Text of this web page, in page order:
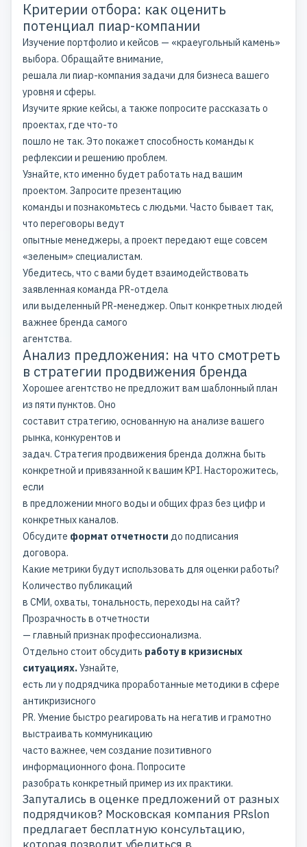
Критерии отбора: как оценить
потенциал пиар-компании
Изучение портфолио и кейсов — «краеугольный камень»
выбора. Обращайте внимание,
решала ли пиар-компания задачи для бизнеса вашего
уровня и сферы.
Изучите яркие кейсы, а также попросите рассказать о
проектах, где что-то
пошло не так. Это покажет способность команды к
рефлексии и решению проблем.
Узнайте, кто именно будет работать над вашим
проектом. Запросите презентацию
команды и познакомьтесь с людьми. Часто бывает так,
что переговоры ведут
опытные менеджеры, а проект передают еще совсем
«зеленым» специалистам.
Убедитесь, что с вами будет взаимодействовать
заявленная команда PR-отдела
или выделенный PR-менеджер. Опыт конкретных людей
важнее бренда самого
агентства.
Анализ предложения: на что смотреть
в стратегии продвижения бренда
Хорошее агентство не предложит вам шаблонный план
из пяти пунктов. Оно
составит стратегию, основанную на анализе вашего
рынка, конкурентов и
задач. Стратегия продвижения брендадолжна быть
конкретной и привязанной к вашим KPI. Насторожитесь,
если
в предложении много воды и общих фраз без цифр и
конкретных каналов.
Обсудите формат отчетности до подписания
договора.
Какие метрики будут использовать для оценки работы?
Количество публикаций
в СМИ, охваты, тональность, переходы на сайт?
Прозрачность в отчетности
— главный признак профессионализма.
Отдельно стоит обсудить работу в кризисных
ситуациях.Узнайте,
есть ли у подрядчика проработанные методики в сфере
антикризисного
PR. Умение быстро реагировать на негатив и грамотно
выстраивать коммуникацию
часто важнее, чем создание позитивного
информационного фона. Попросите
разобрать конкретный пример из их практики.
Запутались в оценке предложений от разных
подрядчиков? Московская компания PRslon
предлагает бесплатную консультацию,